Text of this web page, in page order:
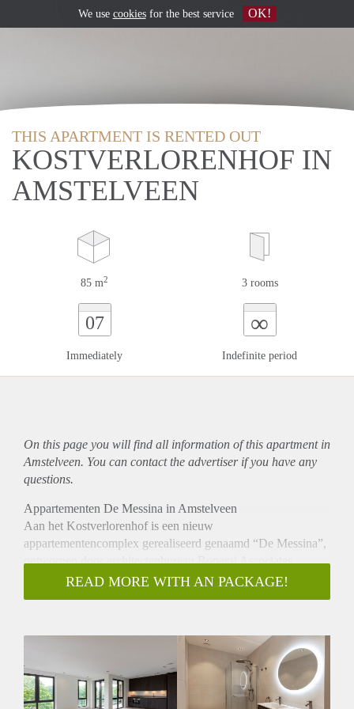
THIS APARTMENT IS RENTED OUT
KOSTVERLORENHOF IN
AMSTELVEEN
85 m2 3 rooms
07
Immediately
∞
Indefinite period
On this page you will find all information of this apartmentin
Amstelveen. You can contact the advertiser if you have any
questions.
Appartementen De Messina in Amstelveen
Aan het Kostverlorenhof is een nieuw
appartementencomplex gerealiseerd genaamd “De Messina”,
ontworpen door architectenbureau Boparai Associates
Architekten. Het complex bestaat uit vijf bouwlagen met
parkeerkelder. de 24 twee- en driekamerappartementen
Type I: Vier luxe appartementen met een heerlijk hoekterras
op het zuidwesten of zuidoosten met drieslaapkamers.
De appartementen worden gestoffeerd opgeleverd, met onder
READ MORE WITH AN PACKAGE!
We use cookiesfor the best service OK!